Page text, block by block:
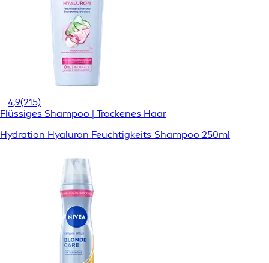
4,9(215)
Flüssiges Shampoo | Trockenes Haar
Hydration Hyaluron Feuchtigkeits-Shampoo 250ml